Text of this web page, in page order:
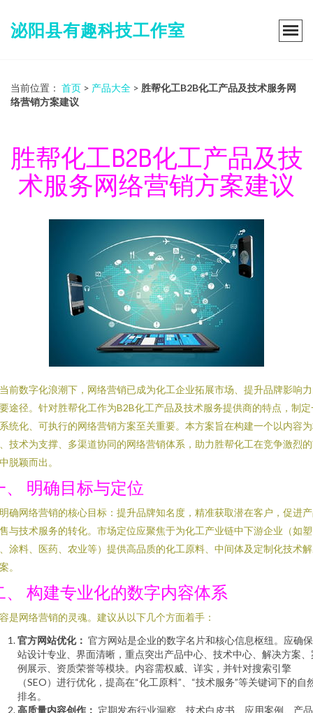
泌阳县有趣科技工作室
当前位置： 首页 > 产品大全 > 胜帮化工B2B化工产品及技术服务网
络营销方案建议
胜帮化工B2B化工产品及技
术服务网络营销方案建议
前数字化浪潮下，网络营销已成为化工企业拓展市场、提升品牌影响
途径。针对胜帮化工作为B2B化工产品及技术服务提供商的特点，制定
统化、可执行的网络营销方案至关重要。本方案旨在构建一个以内容
技术为支撑、多渠道协同的网络营销体系，助力胜帮化工在竞争激烈
脱颖而出。
、 明确目标与定位
确网络营销的核心目标：提升品牌知名度，精准获取潜在客户，促进
与技术服务的转化。市场定位应聚焦于为化工产业链中下游企业（如塑
涂料、医药、农业等）提供高品质的化工原料、中间体及定制化技术
。
、 构建专业化的数字内容体系
是网络营销的灵魂。建议从以下几个方面着手：
官方网站优化： 官方网站是企业的数字名片和核心信息枢纽。应确
站设计专业、界面清晰，重点突出产品中心、技术中心、解决方案、
例展示、资质荣誉等模块。内容需权威、详实，并针对搜索引擎
（SEO）进行优化，提高在“化工原料”、“技术服务”等关键词下的自
排名。
高质量内容创作： 定期发布行业洞察、技术白皮书、应用案例、产